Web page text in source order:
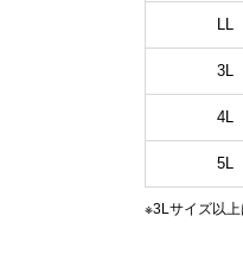
LL
3L
4L
5L
※3Lサイズ以上